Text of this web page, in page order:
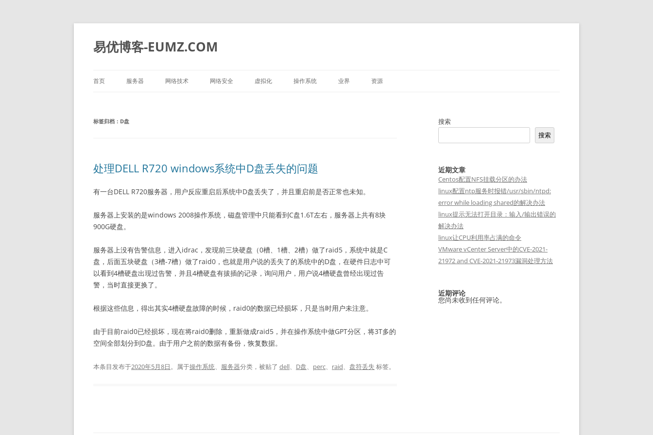
易优博客-EUMZ.COM
首页 服务器 网络技术 网络安全 虚拟化 操作系统 业界 资源
标签归档： D盘
处理DELL R720 windows系统中D盘丢失的问题
有一台DELL R720服务器，用户反应重启后系统中D盘丢失了，并且重启前是否正常也未知。
服务器上安装的是windows 2008操作系统，磁盘管理中只能看到C盘1.6T左右，服务器上共有8块
900G硬盘。
服务器上没有告警信息，进入idrac，发现前三块硬盘（0槽、1槽、2槽）做了raid5，系统中就是C
盘，后面五块硬盘（3槽-7槽）做了raid0，也就是用户说的丢失了的系统中的D盘，在硬件日志中可
以看到4槽硬盘出现过告警，并且4槽硬盘有拔插的记录，询问用户，用户说4槽硬盘曾经出现过告
警，当时直接更换了。
根据这些信息，得出其实4槽硬盘故障的时候，raid0的数据已经损坏，只是当时用户未注意。
由于目前raid0已经损坏，现在将raid0删除，重新做成raid5，并在操作系统中做GPT分区，将3T多的
空间全部划分到D盘。由于用户之前的数据有备份，恢复数据。
本条目发布于2020年5月8日。属于操作系统、 服务器分类，被贴了 dell、 D盘、 perc、 raid、 盘符丢失 标签。
搜索
搜索
近期文章
Centos配置NFS挂载分区的办法
linux配置ntp服务时报错/usr/sbin/ntpd:
error while loading shared的解决办法
linux提示无法打开目录：输入/输出错误的
解决办法
linux让CPU利用率占满的命令
VMware vCenter Server中的CVE-2021-
21972 and CVE-2021-21973漏洞处理方法
近期评论
您尚未收到任何评论。